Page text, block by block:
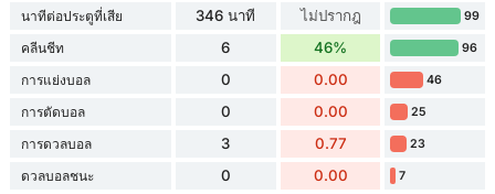
นาทีต่อประตูที่เสีย 346 นาที ไม่ปรากฎ 99
คลีนชีท 6 46% 96
การแย่งบอล 0 0.00 46
การตัดบอล 0 0.00 25
การดวลบอล 3 0.77 23
ดวลบอลชนะ 0 0.00 7